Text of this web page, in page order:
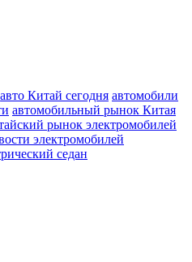
авто Китай сегодня автомобили
автомобильный рынок Китая
рынок электромобилей
электромобилей
седан